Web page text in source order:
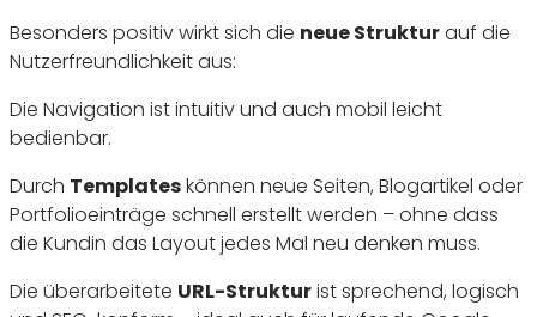
Beson­ders positiv wirkt sich die neue Strukturauf die
Nutzer­freund­lich­keit aus:
Die Navi­ga­tion ist intuitiv und auch mobil leicht
bedienbar.
Durch Templateskönnen neue Seiten, Blog­ar­tikel oder
Port­fo­li­o­ein­träge schnell erstellt werden – ohne dass
die Kundin das Layout jedes Mal neu denken muss.
Die über­ar­bei­tete URL-Strukturist spre­chend, logisch